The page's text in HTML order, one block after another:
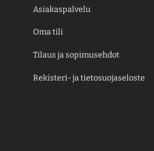
Asiakaspalvelu
Oma tili
Tilaus ja sopimusehdot
Rekisteri- ja tietosuojaseloste